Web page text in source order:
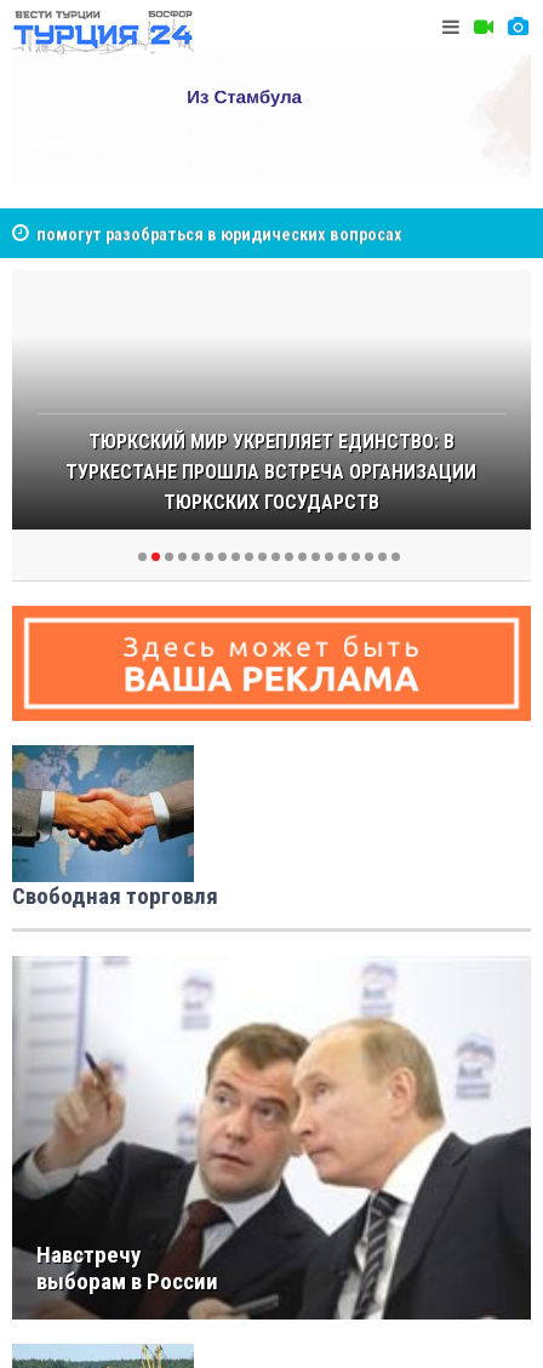
NCS Jeans: турецкий бренд, покоривший сердца
ТЮРКСКИЙ МИР УКРЕПЛЯЕТ ЕДИНСТВО: В
ТУРКЕСТАНЕ ПРОШЛА ВСТРЕЧА ОРГАНИЗАЦИИ
ТЮРКСКИХ ГОСУДАРСТВ
Свободная торговля
Навстречу
выборам в России